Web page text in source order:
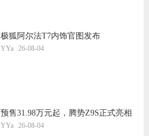
极狐阿尔法T7内饰官图发布
YYa 26-08-04
预售31.98万元起，腾势Z9S正式亮相
YYa 26-08-04